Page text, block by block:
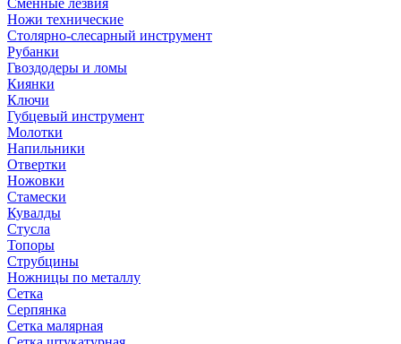
Сменные лезвия
Ножи технические
Столярно-слесарный инструмент
Рубанки
Гвоздодеры и ломы
Киянки
Ключи
Губцевый инструмент
Молотки
Напильники
Отвертки
Ножовки
Стамески
Кувалды
Стусла
Топоры
Струбцины
Ножницы по металлу
Сетка
Серпянка
Сетка малярная